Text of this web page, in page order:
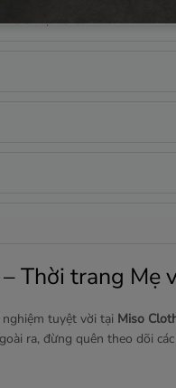
Đức, Hồ Chí Minh
Thời trang Mẹ
tuyệt vời tại Miso
ra, đừng quên theo dõi